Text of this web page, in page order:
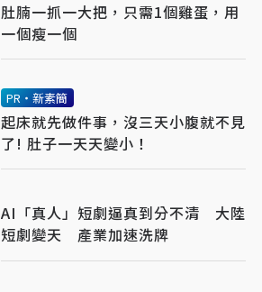
肚腩一抓一大把，只需1個雞蛋，用
一個瘦一個
PR・新素簡
起床就先做件事，沒三天小腹就不見
了! 肚子一天天變小！
AI「真人」短劇逼真到分不清 大陸
短劇變天 產業加速洗牌